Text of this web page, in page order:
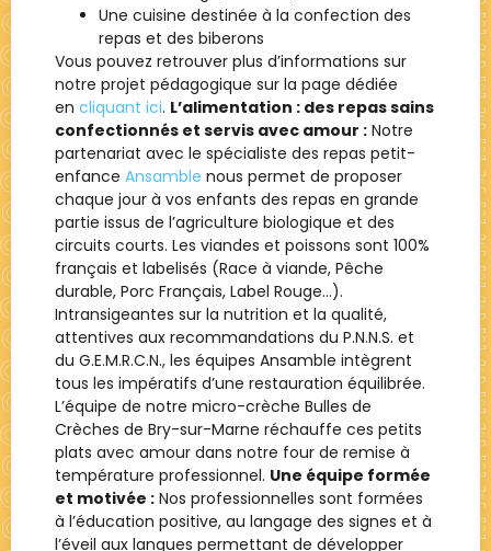
Une cuisine destinée à la confection des
repas et des biberons
Vous pouvez retrouver plus d’informations sur
notre projet pédagogique sur la page dédiée
en cliquant ici. L’alimentation : des repas sains
confectionnés et servis avec amour :
partenariat avec le spécialiste des repas petit-
enfance Ansamble nous permet de proposer
chaque jour à vos enfants des repas en grande
partie issus de l’agriculture biologique et des
circuits courts. Les viandes et poissons sont 100%
français et labelisés (Race à viande, Pêche
durable, Porc Français, Label Rouge…).
Intransigeantes sur la nutrition et la qualité,
attentives aux recommandations du P.N.N.S. et
du G.E.M.R.C.N., les équipes Ansamble intègrent
tous les impératifs d’une restauration équilibrée.
L’équipe de notre micro-crèche Bulles de
Crèches de Bry-sur-Marne réchauffe ces petits
plats avec amour dans notre four de remise à
température professionnel. Une équipe formée
et motivée :
à l’éducation positive, au langage des signes et à
l’éveil aux langues permettant de développer